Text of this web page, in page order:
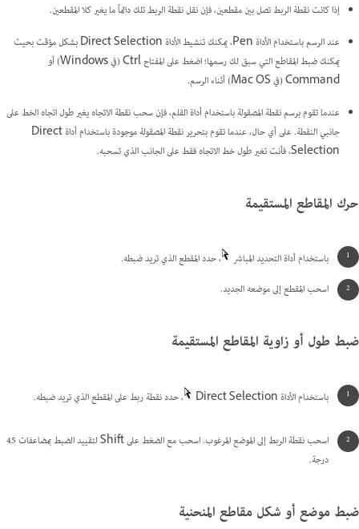
إذا كانت نقطة الربط تصل بين مقطعين، فإن نقل نقطة الربط تلك دائماً ما يغير كلا المقطعين.
عند الرسم باستخدام الأداة Pen، يمكنك تنشيط الأداة Direct Selection بشكل مؤقت بحيث
يمكنك ضبط المقاطع التي سبق لك رسمها؛ اضغط على المفتاح Ctrl (في Windows) أو
Command (في Mac OS) أثناء الرسم.
عندما تقوم برسم نقطة المصقولة باستخدام أداة القلم، فإن سحب نقطة الاتجاه يغير طول اتجاه الخط على
جانبي النقطة. على أي حال، عندما تقوم بتحرير نقطة المصقولة موجودة باستخدام أداة Direct
Selection، فأنت تغير طول خط الاتجاه فقط على الجانب الذي تسحبه.
حرك المقاطع المستقيمة
باستخدام أداة التحديد المباشر
، حدد المقطع الذي تريد ضبطه.
اسحب المقطع إلى موضعه الجديد.
ضبط طول أو زاوية المقاطع المستقيمة
باستخدام الأداة Direct Selection ، حدد نقطة ربط على المقطع الذي تريد ضبطه.
اسحب نقطة الربط إلى الموضع المرغوب. اسحب مع الضغط على Shift لتقييد الضبط بمضاعفات 45
درجة.
ضبط موضع أو شكل مقاطع المنحنية